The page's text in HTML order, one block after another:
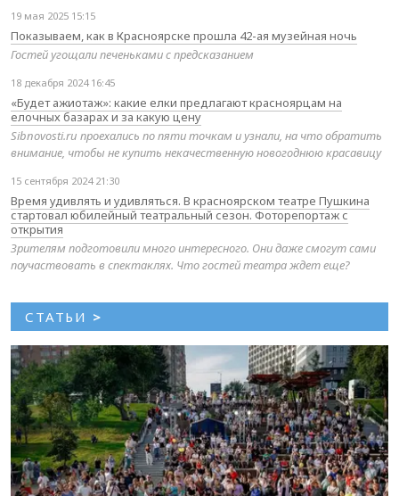
19 мая 2025 15:15
Показываем, как в Красноярске прошла 42-ая музейная ночь
Гостей угощали печеньками с предсказанием
18 декабря 2024 16:45
«Будет ажиотаж»: какие елки предлагают красноярцам на
елочных базарах и за какую цену
Sibnovosti.ru проехались по пяти точкам и узнали, на что обратить
внимание, чтобы не купить некачественную новогоднюю красавицу
15 сентября 2024 21:30
Время удивлять и удивляться. В красноярском театре Пушкина
стартовал юбилейный театральный сезон. Фоторепортаж с
открытия
Зрителям подготовили много интересного. Они даже смогут сами
поучаствовать в спектаклях. Что гостей театра ждет еще?
СТАТЬИ >